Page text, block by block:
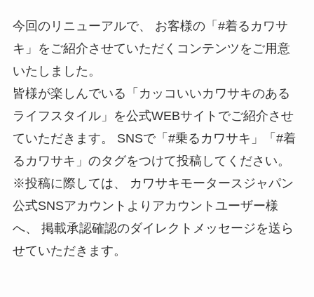
今回のリニューアルで、 お客様の「#着るカワサ
キ」をご紹介させていただくコンテンツをご用意
いたしました。
皆様が楽しんでいる「カッコいいカワサキのある
ライフスタイル」を公式WEBサイトでご紹介させ
ていただきます。 SNSで「#乗るカワサキ」「#着
るカワサキ」のタグをつけて投稿してください。
※投稿に際しては、 カワサキモータースジャパン
公式SNSアカウントよりアカウントユーザー様
へ、 掲載承認確認のダイレクトメッセージを送ら
せていただきます。